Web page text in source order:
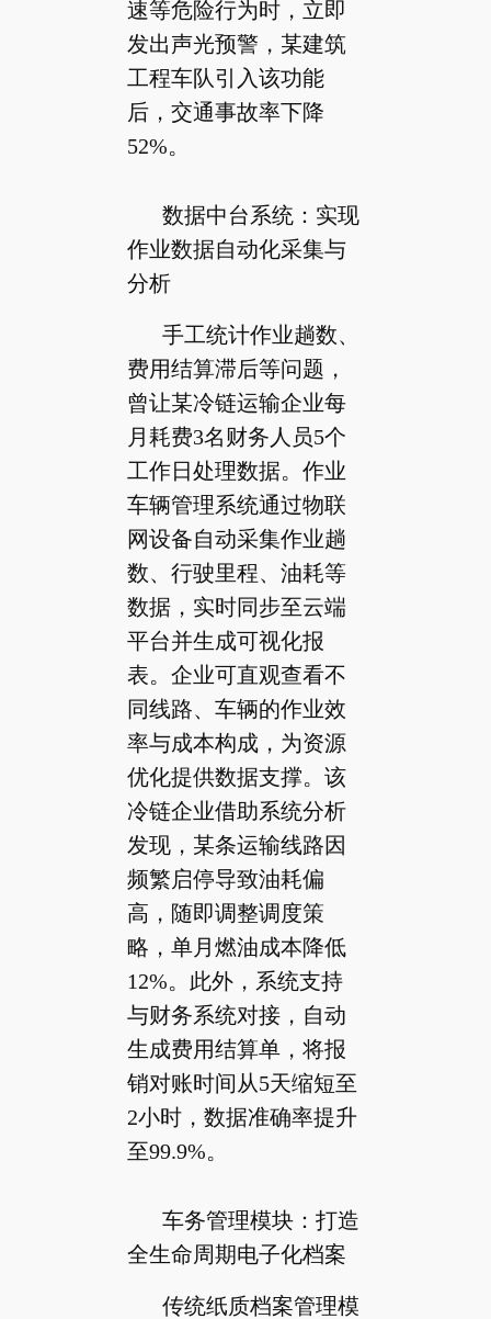
速等危险行为时，立即
发出声光预警，某建筑
工程车队引入该功能
后，交通事故率下降
52%。
数据中台系统：实现
作业数据自动化采集与
分析
手工统计作业趟数、
费用结算滞后等问题，
曾让某冷链运输企业每
月耗费3名财务人员5个
工作日处理数据。作业
车辆管理系统通过物联
网设备自动采集作业趟
数、行驶里程、油耗等
数据，实时同步至云端
平台并生成可视化报
表。企业可直观查看不
同线路、车辆的作业效
率与成本构成，为资源
优化提供数据支撑。该
冷链企业借助系统分析
发现，某条运输线路因
频繁启停导致油耗偏
高，随即调整调度策
略，单月燃油成本降低
12%。此外，系统支持
与财务系统对接，自动
生成费用结算单，将报
销对账时间从5天缩短至
2小时，数据准确率提升
至99.9%。
车务管理模块：打造
全生命周期电子化档案
传统纸质档案管理模